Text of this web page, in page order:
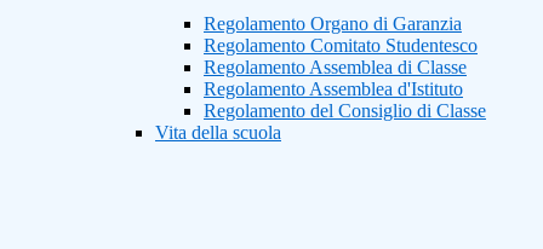
Regolamento Organo di Garanzia
Regolamento Comitato Studentesco
Regolamento Assemblea di Classe
Regolamento Assemblea d'Istituto
Regolamento del Consiglio di Classe
Vita della scuola